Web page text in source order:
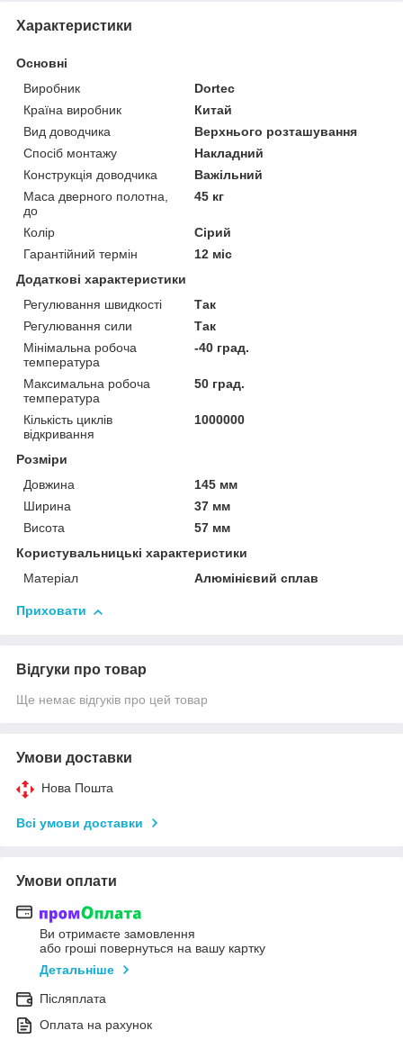
Характеристики
Основні
Виробник
Dortec
Країна виробник
Китай
Вид доводчика
Верхнього розташування
Спосіб монтажу
Накладний
Конструкція доводчика
Важільний
Маса дверного полотна,
до
45 кг
Колір
Сірий
Гарантійний термін
12 міс
Додаткові характеристики
Регулювання швидкості
Так
Регулювання сили
Так
Мінімальна робоча
температура
-40 град.
Максимальна робоча
температура
50 град.
Кількість циклів
відкривання
1000000
Розміри
Довжина
145 мм
Ширина
37 мм
Висота
57 мм
Користувальницькі характеристики
Матеріал
Алюмінієвий сплав
Приховати
Відгуки про товар
Ще немає відгуків про цей товар
Умови доставки
Нова Пошта
Всі умови доставки
Умови оплати
Ви отримаєте замовлення
або гроші повернуться на вашу картку
Детальніше
Післяплата
Оплата на рахунок